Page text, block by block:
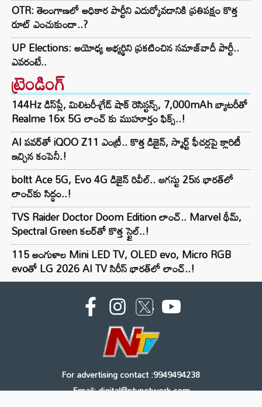
OTR: తెలంగాణలో అధికార పార్టీని ఎదుర్కోవడానికి ప్రతిపక్షం కొత్త
రూట్‌ ఎంచుకుందా..?
UP Elections: అయోధ్య అభ్యర్థిని ప్రకటించిన సమాజ్‌వాదీ పార్టీ..
ఎవరంటే..
ట్రెండింగ్‌
144Hz డిస్‌ప్లే, మిలిటరీ-గ్రేడ్ షాక్ రెసిస్టన్స్, 7,000mAh బ్యాటరీతో
Realme 16x 5G లాంచ్ కు ముహూర్తం ఫిక్స్..!
AI పవర్‌తో iQOO Z11 ఎంట్రీ.. కొత్త డిజైన్, స్మార్ట్ ఫీచర్లపై క్లారిటీ
ఇచ్చిన కంపెనీ.!
boltt Ace 5G, Evo 4G డిజైన్ రివీల్.. ఆగస్టు 25న భారత్‌లో
లాంచ్‌కు సిద్ధం..!
TVS Raider Doctor Doom Edition లాంచ్.. Marvel థీమ్,
Spectral Green కలర్‌తో కొత్త స్టైల్..!
115 అంగుళాల Mini LED TV, OLED evo, Micro RGB
evoతో LG 2026 AI TV సిరీస్ భారత్‌లో లాంచ్..!
For advertising contact :9949494238
Email: digital@ntvnetwork.com